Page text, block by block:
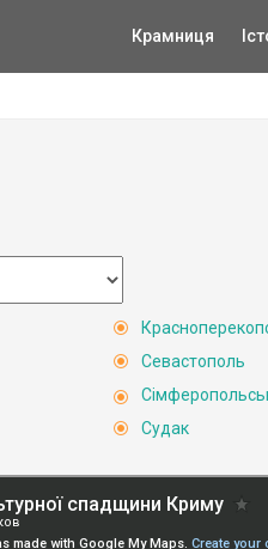
Крамниця
Севастополь
Судак